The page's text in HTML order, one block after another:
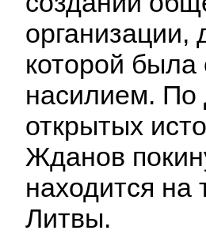
организации,
которой
насилием.
открытых
Жданов
находится на
Литвы.